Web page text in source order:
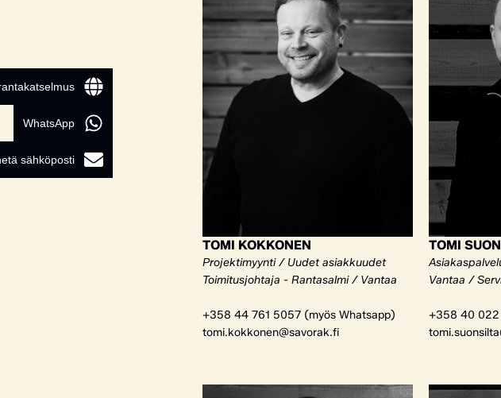
TOMI KOKKONEN
Projektimyynti / Uudet asiakkuudet
Toimitusjohtaja - Rantasalmi / Vantaa
+358 44 761 5057 (myös Whatsapp)
tomi.kokkonen@savorak.fi
TOMI
Vantaa /
+358 40 022
WhatsApp
sähköposti